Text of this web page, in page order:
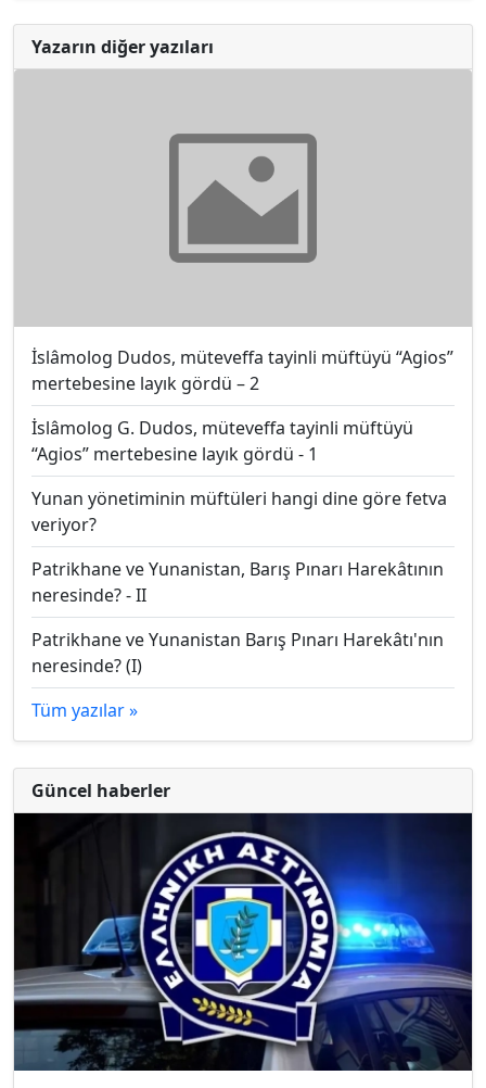
Yazarın diğer yazıları
İslâmolog Dudos, müteveffa tayinli müftüyü “Agios”
mertebesine layık gördü – 2
İslâmolog G. Dudos, müteveffa tayinli müftüyü
“Agios” mertebesine layık gördü - 1
Yunan yönetiminin müftüleri hangi dine göre fetva
veriyor?
Patrikhane ve Yunanistan, Barış Pınarı Harekâtının
neresinde? - II
Patrikhane ve Yunanistan Barış Pınarı Harekâtı'nın
neresinde? (I)
Tüm yazılar »
Güncel haberler